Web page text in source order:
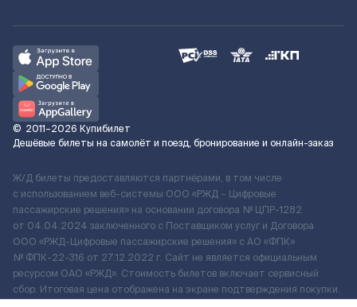
© 2011–2026 Купибилет
Дешёвые билеты на самолёт и поезд, бронирование и онлайн-заказ
Ж/Д билеты предоставляются партнёрами, в том числе
с использованием веб-системы ООО «РЖД – Цифровые
пассажирские решения» на основании договора № ЦПР-1282
от 04.04.2024 заключенного с Поставщиком услуг и Договора
ООО «РЖД-Цифровые пассажирские решения» c АО «ФПК»
№ ФПК-22-316 от 27.12.2022 г. Сайт не является официальным
ресурсом ОАО «РЖД». Стоимость билетов включает сервисный
сбор. Итоговая цена отображена на экране подтверждения покупки.